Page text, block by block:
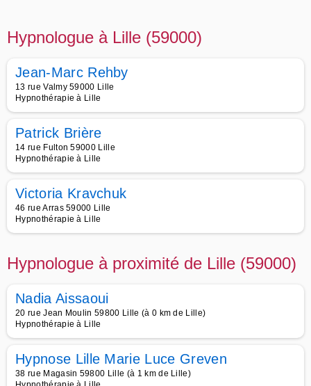
Hypnologue à Lille (59000)
Jean-Marc Rehby
13 rue Valmy 59000 Lille
Hypnothérapie à Lille
Patrick Brière
14 rue Fulton 59000 Lille
Hypnothérapie à Lille
Victoria Kravchuk
46 rue Arras 59000 Lille
Hypnothérapie à Lille
Hypnologue à proximité de Lille (59000)
Nadia Aissaoui
20 rue Jean Moulin 59800 Lille (à 0 km de Lille)
Hypnothérapie à Lille
Hypnose Lille Marie Luce Greven
38 rue Magasin 59800 Lille (à 1 km de Lille)